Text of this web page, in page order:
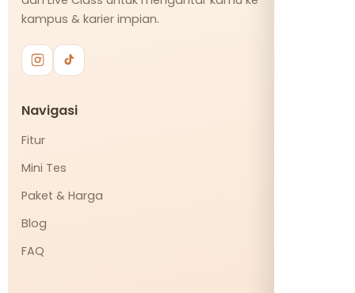
kampus & karier impian.
Navigasi
Fitur
Mini Tes
Paket & Harga
Blog
FAQ